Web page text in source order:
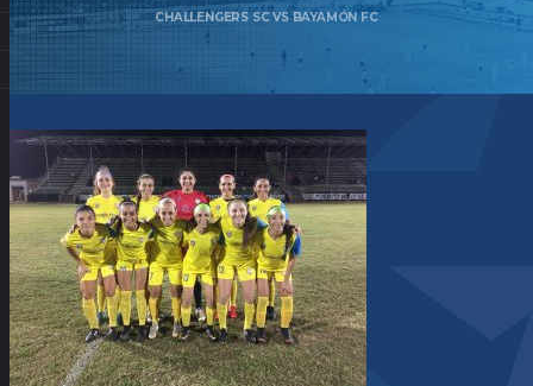
CHALLENGERS SC VS BAYAMÓN FC